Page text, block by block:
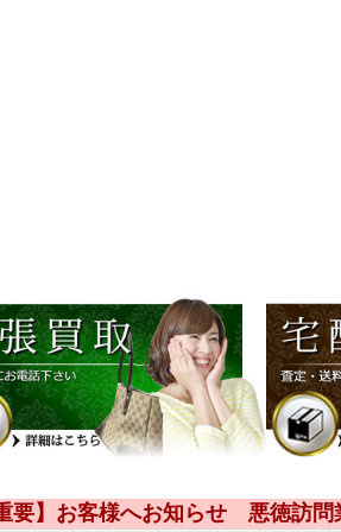
要】お客様へお知らせ 悪徳訪問